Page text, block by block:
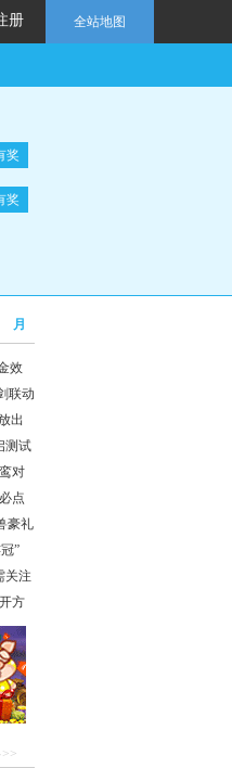
册 全站地图
奖
奖
月
效
联动
出
测试
对
点
豪礼
”
关注
方